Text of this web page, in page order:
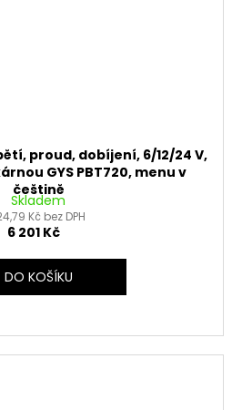
proud, dobíjení, 6/12/24 V,
GYS PBT720, menu v
češtině
Skladem
Kč bez DPH
6 201 Kč
DO KOŠÍKU